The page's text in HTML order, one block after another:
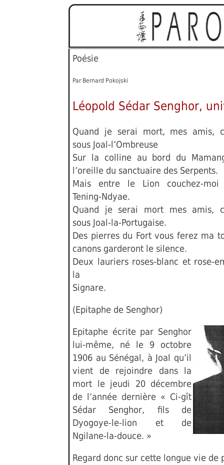
Poésie
Par Bernard Pokojski
Léopold Sédar Senghor,
Quand je serai mort, mes amis,
sous Joal-l’Ombreuse
Sur la colline au bord du
l’oreille du sanctuaire des Serpents.
Mais entre le Lion couchez-moi
Tening-Ndyae.
Quand je serai mort mes amis,
sous Joal-la-Portugaise.
Des pierres du Fort vous ferez ma
canons garderont le silence.
Deux lauriers roses-blanc et rose-
la
Signare.
(Epitaphe de Senghor)
Epitaphe écrite par Senghor
lui-même, né le 9 octobre
1906 au Sénégal, à Joal qu’il
vient de rejoindre dans la
mort le jeudi 20 décembre
de l’année dernière « Ci-gît
Sédar Senghor, fils de
Dyogoye-le-lion et de
Ngilane-la-douce. »
Regard donc sur cette longue vie de